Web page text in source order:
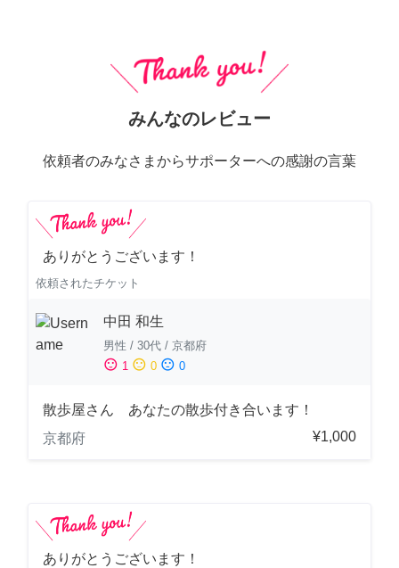
みんなのレビュー
依頼者のみなさまからサポーターへの感謝の言葉
ありがとうございます！
依頼されたチケット
中田 和生
男性 / 30代 / 京都府
sentiment_satisfied 1 sentiment_neutral 0 sentiment_dissatisfied 0
散歩屋さん あなたの散歩付き合います！
京都府
¥1,000
ありがとうございます！